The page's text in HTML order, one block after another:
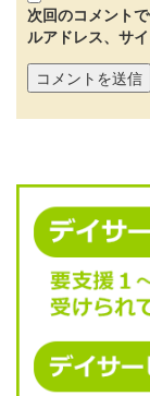
次回のコメント
ルアドレス、サイ